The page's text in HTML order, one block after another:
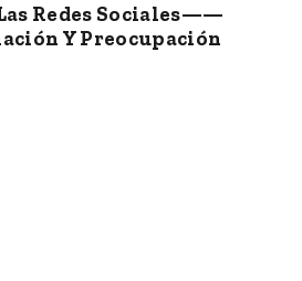
Redes Sociales——
Y Preocupación